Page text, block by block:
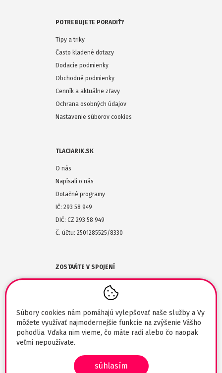
Súbory cookies nám pomáhajú vylepšovať naše služby a Vy
môžete využívať najmodernejšie funkcie na zvýšenie Vášho
pohodlia. Vďaka nim vieme, čo máte radi alebo čo naopak
veľmi nepoužívate.
súhlasím
POTREBUJETE PORADIŤ?
Tipy a triky
Často kladené dotazy
Dodacie podmienky
Obchodné podmienky
Cenník a aktuálne zľavy
Ochrana osobných údajov
Nastavenie súborov cookies
TLACIARIK.SK
O nás
Napísali o nás
Dotačné programy
IČ: 293 58 949
DIČ: CZ 293 58 949
Č. účtu: 2501285525/8330
ZOSTAŇTE V SPOJENÍ
obchod@tlaciarik.sk
© 2026 Tlaciarik.sk / svadba